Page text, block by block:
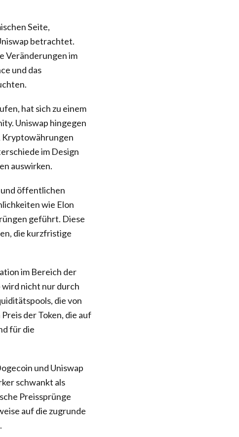
Seite,
betrachtet.
Veränderungen im
und das
hat sich zu einem
Uniswap hingegen
Kryptowährungen
im Design
auswirken.
öffentlichen
wie Elon
geführt. Diese
die kurzfristige
im Bereich der
wird nicht nur durch
die von
der Token, die auf
für die
und Uniswap
schwankt als
Preissprünge
auf die zugrunde